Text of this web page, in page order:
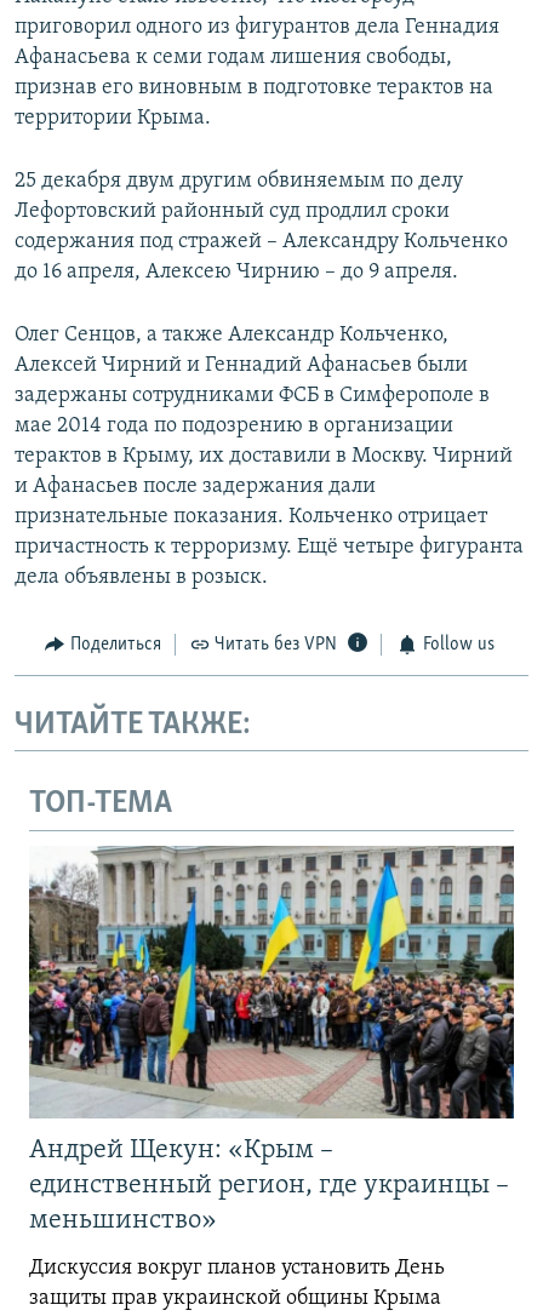
приговорил одного из фигурантов дела Геннадия
Афанасьева к семи годам лишения свободы,
признав его виновным в подготовке терактов на
территории Крыма.
25 декабря двум другим обвиняемым по делу
Лефортовский районный суд продлил сроки
содержания под стражей – Александру Кольченко
до 16 апреля, Алексею Чирнию – до 9 апреля.
Олег Сенцов, а также Александр Кольченко,
Алексей Чирний и Геннадий Афанасьев были
задержаны сотрудниками ФСБ в Симферополе в
мае 2014 года по подозрению в организации
терактов в Крыму, их доставили в Москву. Чирний
и Афанасьев после задержания дали
признательные показания. Кольченко отрицает
причастность к терроризму. Ещё четыре фигуранта
дела объявлены в розыск.
Поделиться Читать без VPN Follow us
ЧИТАЙТЕ ТАКЖЕ:
ТОП-ТЕМА
Андрей Щекун: «Крым –
единственный регион, где украинцы –
меньшинство»
Дискуссия вокруг планов установить День
защиты прав украинской общины Крыма